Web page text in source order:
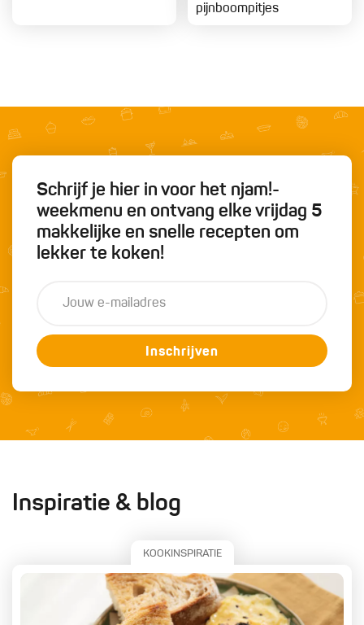
pijnboompitjes
Schrijf je hier in voor het njam!-
weekmenu en ontvang elke vrijdag 5
makkelijke en snelle recepten om
lekker te koken!
Inschrijven
Inspiratie & blog
KOOKINSPIRATIE